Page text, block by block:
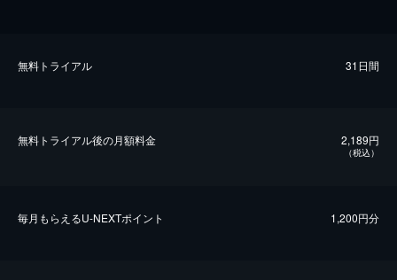
無料トライアル 31日間
無料トライアル後の⽉額料金 2,189円
（税込）
毎⽉もらえるU-NEXTポイント 1,200円分